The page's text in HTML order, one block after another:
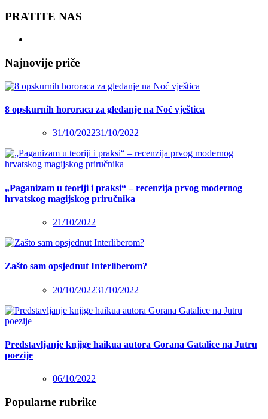
PRATITE NAS
Najnovije priče
8 opskurnih hororaca za gledanje na Noć vještica
31/10/202231/10/2022
„Paganizam u teoriji i praksi“ – recenzija prvog modernog
hrvatskog magijskog priručnika
21/10/2022
Zašto sam opsjednut Interliberom?
20/10/202231/10/2022
Predstavljanje knjige haikua autora Gorana Gatalice na Jutru
poezije
06/10/2022
Popularne rubrike